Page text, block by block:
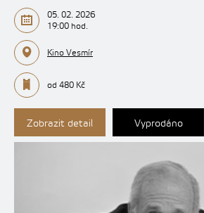
05. 02. 2026
19:00 hod.
Kino Vesmír
od 480 Kč
Zobrazit detail Vyprodáno